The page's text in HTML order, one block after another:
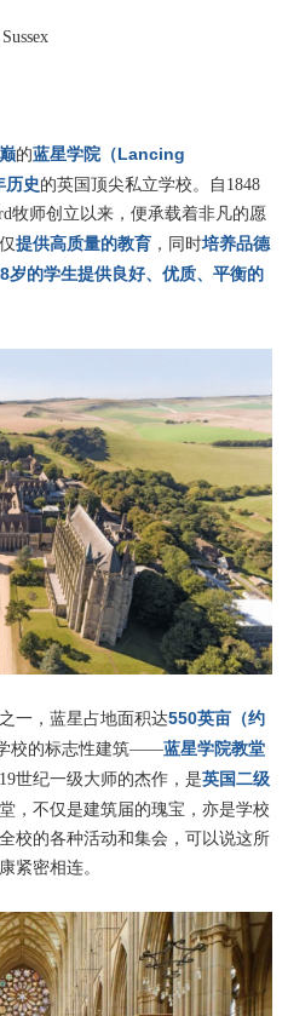
的蓝星学院（Lancing
历史的英国顶尖私立学校。自1848
牧师创立以来，便承载着非凡的愿
提供高质量的教育 ，同时培养品德
岁的学生提供良好、优质、平衡的
一，蓝星占地面积达550英亩（约
校的标志性建筑——蓝星学院教堂
19世纪一级大师的杰作，是英国二级
，不仅是建筑届的瑰宝，亦是学校
校的各种活动和集会，可以说这所
紧密相连。